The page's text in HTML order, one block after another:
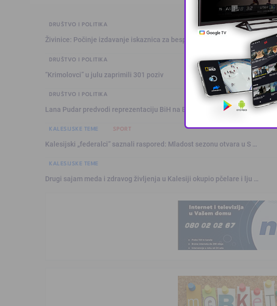
DRUŠTVO I POLITIKA
Živinice: Počinje izdavanje iskaznica za besplatan prevoz
DRUŠTVO I POLITIKA
“Krimolovci” u julu zaprimili 301 poziv
DRUŠTVO I POLITIKA
Lana Pudar predvodi reprezentaciju BiH na Evropskom prvenstvu u Parizu
KALESIJSKE TEME SPORT
Kalesijski „federalci“ saznali raspored: Mladost sezonu otvara u S …
KALESIJSKE TEME
Drugi sajam meda i zdravog življenja u Kalesiji okupio pčelare i lju …